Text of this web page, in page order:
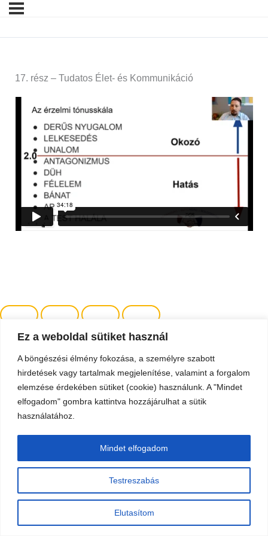
Ez a weboldal sütiket használ
A böngészési élmény fokozása, a személyre szabott
hirdetések vagy tartalmak megjelenítése, valamint a forgalom
elemzése érdekében sütiket (cookie) használunk. A "Mindet
elfogadom" gombra kattintva hozzájárulhat a sütik
használatához.
Testreszabás
Elutasítom
Mindet elfogadom
17. rész – Tudatos Élet- és Kommunikáció